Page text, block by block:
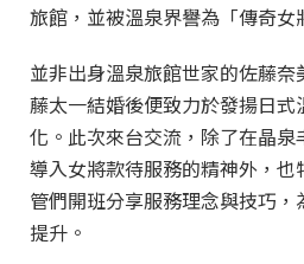
旅館，並被溫泉界譽為「傳奇女
並非出身溫泉旅館世家的佐藤
藤太一結婚後便致力於發揚日
化。此次來台交流，除了在晶
導入女將款待服務的精神外，
管們開班分享服務理念與技巧
提升。